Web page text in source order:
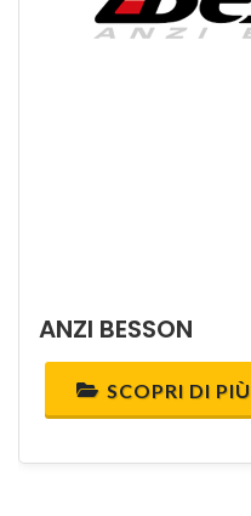
ANZI BESSON
SCOPRI DI PIÙ